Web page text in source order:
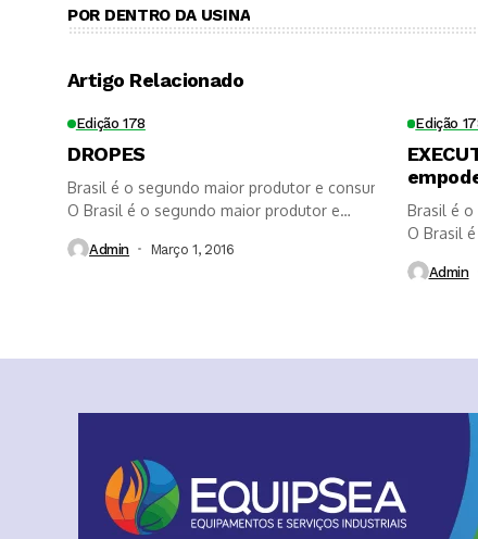
POR DENTRO DA USINA
Artigo Relacionado
Edição 178
DROPES
Brasil é o segundo maior produtor e consumidor de
O Brasil é o segundo maior produtor e
Admin Março 1, 2016
Edição
Brasil é
O Brasil
Admin